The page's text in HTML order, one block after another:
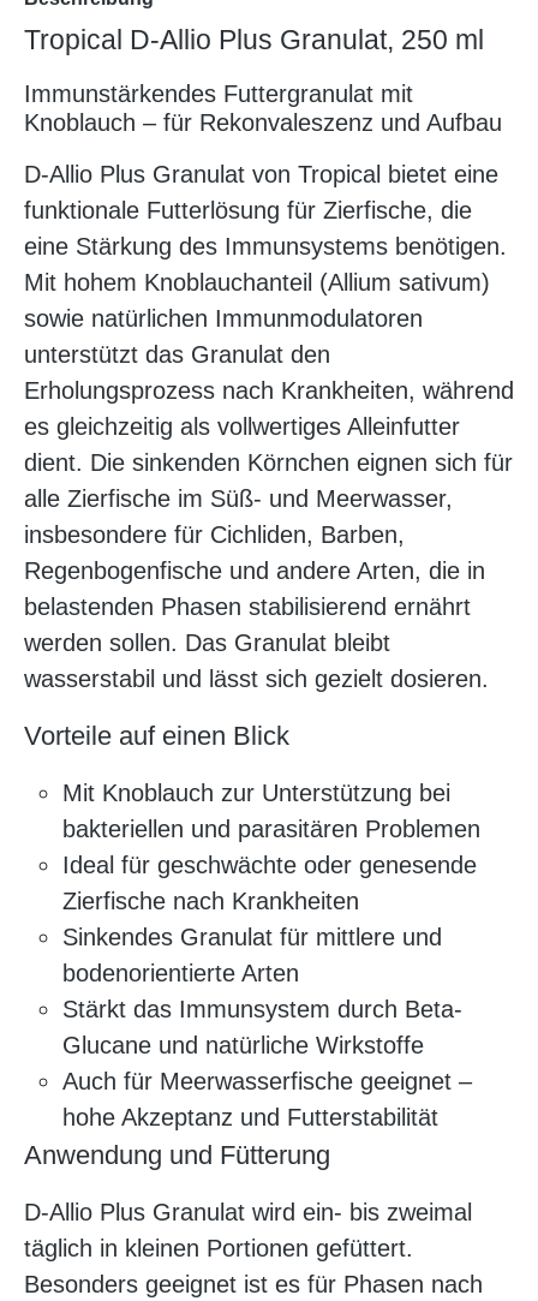
Tropical D-Allio Plus Granulat, 250 ml
Immunstärkendes Futtergranulat mit
Knoblauch – für Rekonvaleszenz und Aufbau
D-Allio Plus Granulat von Tropical bietet eine
funktionale Futterlösung für Zierfische, die
eine Stärkung des Immunsystems benötigen.
Mit hohem Knoblauchanteil (Allium sativum)
sowie natürlichen Immunmodulatoren
unterstützt das Granulat den
Erholungsprozess nach Krankheiten, während
es gleichzeitig als vollwertiges Alleinfutter
dient. Die sinkenden Körnchen eignen sich für
alle Zierfische im Süß- und Meerwasser,
insbesondere für Cichliden, Barben,
Regenbogenfische und andere Arten, die in
belastenden Phasen stabilisierend ernährt
werden sollen. Das Granulat bleibt
wasserstabil und lässt sich gezielt dosieren.
Vorteile auf einen Blick
Mit Knoblauch zur Unterstützung bei
bakteriellen und parasitären Problemen
Ideal für geschwächte oder genesende
Zierfische nach Krankheiten
Sinkendes Granulat für mittlere und
bodenorientierte Arten
Stärkt das Immunsystem durch Beta-
Glucane und natürliche Wirkstoffe
Auch für Meerwasserfische geeignet –
hohe Akzeptanz und Futterstabilität
Anwendung und Fütterung
D-Allio Plus Granulat wird ein- bis zweimal
täglich in kleinen Portionen gefüttert.
Besonders geeignet ist es für Phasen nach